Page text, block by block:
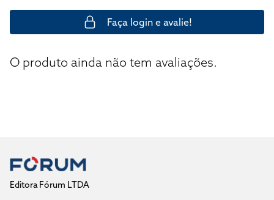
Faça login e avalie!
O produto ainda não tem avaliações.
Editora Fórum LTDA